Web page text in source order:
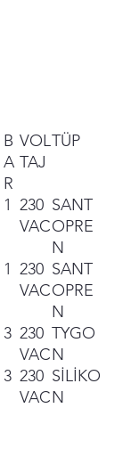
B
A
R
VOL
TAJ
TÜP
1 230
VAC
SANT
OPRE
N
1 230
VAC
SANT
OPRE
N
3 230
VAC
TYGO
N
3 230
VAC
SİLİKO
N